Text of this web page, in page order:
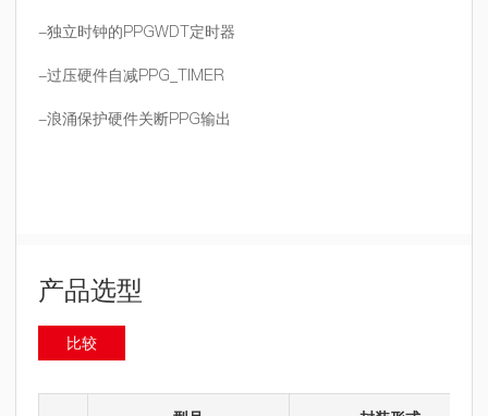
-独立时钟的PPGWDT定时器
-过压硬件自减PPG_TIMER
-浪涌保护硬件关断PPG输出
产品选型
比较